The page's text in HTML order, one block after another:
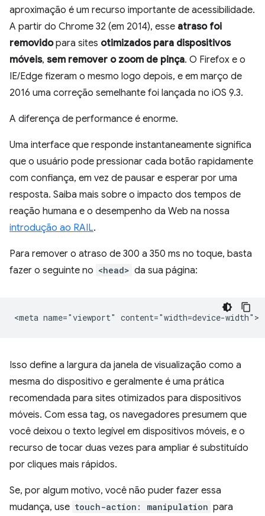
aproximação é um recurso importante de acessibilidade.
A partir do Chrome 32 (em 2014), esse atraso foi
removidopara sites otimizados para dispositivos
móveis, sem remover o zoom de pinça. O Firefox e o
IE/Edge fizeram o mesmo logo depois, e em março de
2016 uma correção semelhante foi lançada no iOS 9.3.
A diferença de performance é enorme.
Uma interface que responde instantaneamente significa
que o usuário pode pressionar cada botão rapidamente
com confiança, em vez de pausar e esperar por uma
resposta. Saiba mais sobre o impacto dos tempos de
reação humana e o desempenho da Web na nossa
introdução ao RAIL.
Para remover o atraso de 300 a 350 ms no toque, basta
fazer o seguinte no <head> da sua página:
Isso define a largura da janela de visualização como a
mesma do dispositivo e geralmente é uma prática
recomendada para sites otimizados para dispositivos
móveis. Com essa tag, os navegadores presumem que
você deixou o texto legível em dispositivos móveis, e o
recurso de tocar duas vezes para ampliar é substituído
por cliques mais rápidos.
Se, por algum motivo, você não puder fazer essa
mudança, use touch-action: manipulation para